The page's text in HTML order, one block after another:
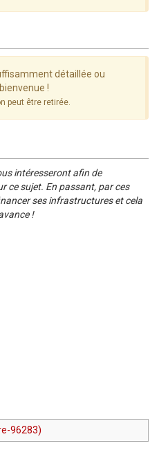
détaillée ou
!
peut être retirée.
intéresseront afin de
ce sujet. En passant, par ces
ses infrastructures et cela
!
96283)